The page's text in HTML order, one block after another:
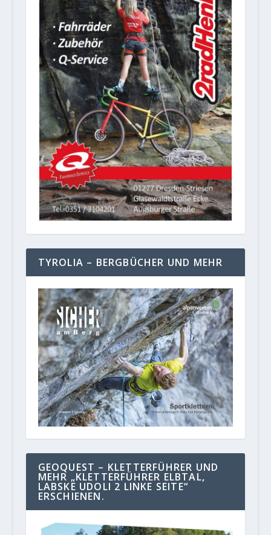
TYROLIA – BERGBÜCHER UND MEHR
GEOQUEST – KLETTERFÜHRER UND
MEHR „KLETTERFÜHRER ELBTAL,
LABSKE UDOLI 2 LINKE SEITE“
ERSCHIENEN.